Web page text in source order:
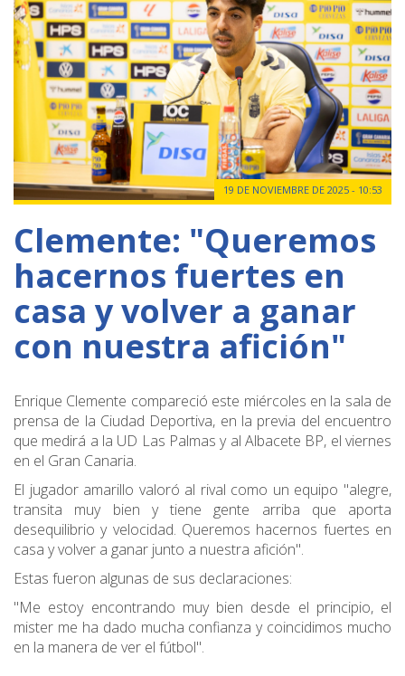
19 DE NOVIEMBRE DE 2025 - 10:53
Clemente: "Queremos
hacernos fuertes en
casa y volver a ganar
con nuestra afición"
Enrique Clemente compareció este miércoles en la sala de
prensa de la Ciudad Deportiva, en la previa del encuentro
que medirá a la UD Las Palmas y al Albacete BP, el viernes
en el Gran Canaria.
El jugador amarillo valoró al rival como un equipo "alegre,
transita muy bien y tiene gente arriba que aporta
desequilibrio y velocidad. Queremos hacernos fuertes en
casa y volver a ganar junto a nuestra afición".
Estas fueron algunas de sus declaraciones:
"Me estoy encontrando muy bien desde el principio, el
mister me ha dado mucha confianza y coincidimos mucho
en la manera de ver el fútbol".